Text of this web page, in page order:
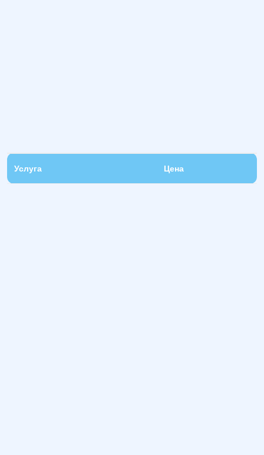
Услуга Цена